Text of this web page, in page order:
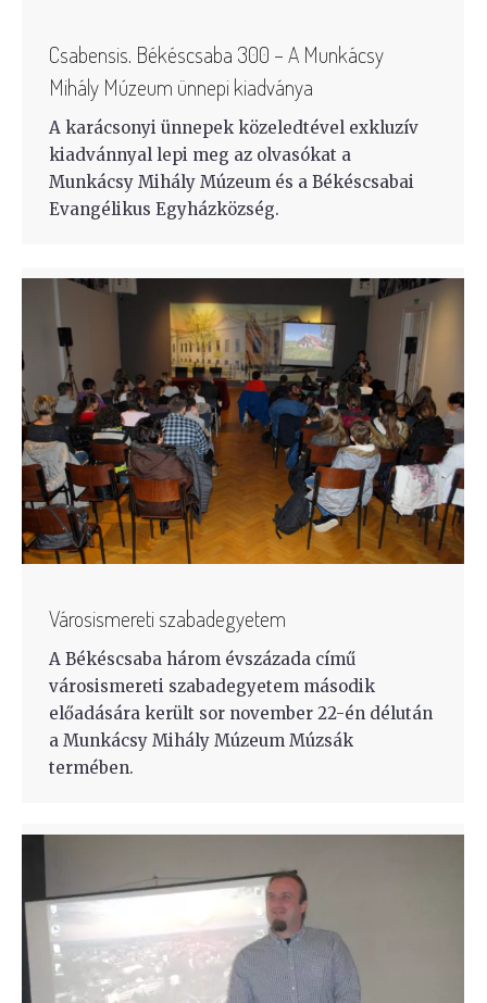
Csabensis. Békéscsaba 300 – A Munkácsy
Mihály Múzeum ünnepi kiadványa
A karácsonyi ünnepek közeledtével exkluzív
kiadvánnyal lepi meg az olvasókat a
Munkácsy Mihály Múzeum és a Békéscsabai
Evangélikus Egyházközség.
Városismereti szabadegyetem
A Békéscsaba három évszázada című
városismereti szabadegyetem második
előadására került sor november 22-én délután
a Munkácsy Mihály Múzeum Múzsák
termében.